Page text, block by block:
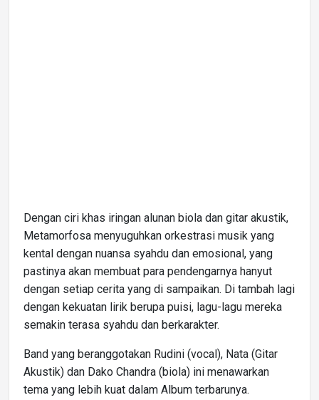
Dengan ciri khas iringan alunan biola dan gitar akustik,
Metamorfosa menyuguhkan orkestrasi musik yang
kental dengan nuansa syahdu dan emosional, yang
pastinya akan membuat para pendengarnya hanyut
dengan setiap cerita yang di sampaikan. Di tambah lagi
dengan kekuatan lirik berupa puisi, lagu-lagu mereka
semakin terasa syahdu dan berkarakter.
Band yang beranggotakan Rudini (vocal), Nata (Gitar
Akustik) dan Dako Chandra (biola) ini menawarkan
tema yang lebih kuat dalam Album terbarunya.